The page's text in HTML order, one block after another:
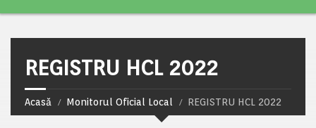
REGISTRU HCL 2022
Acasă Monitorul Oficial Local REGISTRU HCL 2022